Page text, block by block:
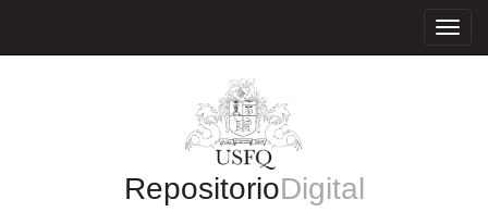
RepositorioDigital